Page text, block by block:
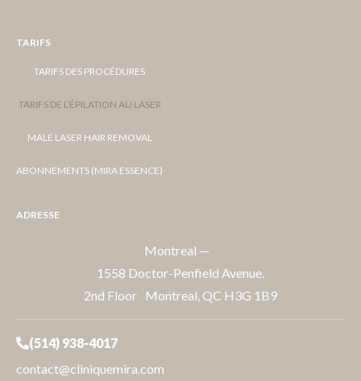
TARIFS
TARIFS DES PROCÉDURES
TARIFS DE L’ÉPILATION AU LASER
MALE LASER HAIR REMOVAL
ABONNEMENTS (MIRA ESSENCE)
ADRESSE
Montreal —
1558 Doctor-Penfield Avenue.
2nd Floor Montreal, QC H3G 1B9
(514) 938-4017
contact@cliniquemira.com